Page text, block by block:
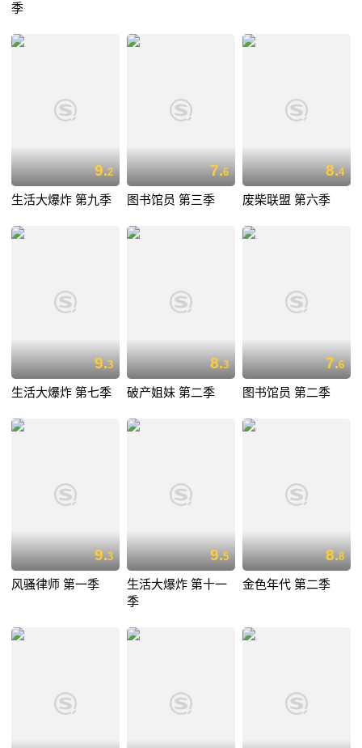
季
9.2
生活大爆炸 第九季
7.6
图书馆员 第三季
8.4
废柴联盟 第六季
9.3
生活大爆炸 第七季
8.3
破产姐妹 第二季
7.6
图书馆员 第二季
9.3
风骚律师 第一季
9.5
生活大爆炸 第十一
季
8.8
金色年代 第二季